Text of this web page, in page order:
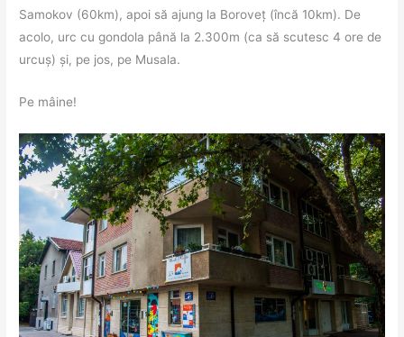
Samokov (60km), apoi să ajung la Boroveț (încă 10km). De
acolo, urc cu gondola până la 2.300m (ca să scutesc 4 ore de
urcuș) și, pe jos, pe Musala.
Pe mâine!